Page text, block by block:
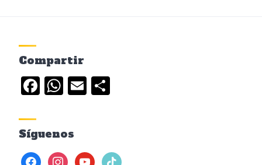
Compartir
Facebook
WhatsApp
Email
Síguenos
facebookinstagramyoutubetiktok